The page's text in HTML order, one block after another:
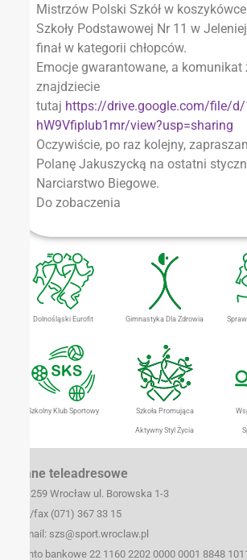
Mistrzów Polski Szkół w
Szkoły Podstawowej Nr 11 w
finał w kategorii chłopców.
Emocje gwarantowane, a komunikat
znajdziecie
tutaj https://drive.google.com/file/d/
hW9VfipIub1mr/view?usp=sharing
Oczywiście, po raz kolejny,
Polanę Jakuszycką na ostatni
Narciarstwo Biegowe.
Do zobaczenia
Dolnośląski Eurofit Gimnastyka Dla Zdrowia
Szkolny Klub Sportowy Szkoła Promująca
Aktywny Styl Życia
Dane teleadresowe
50-259 Wrocław ul. Borowska 1-3
tel./fax (071) 367 33 15
e-mail: szs@sport.wroclaw.pl
Konto bankowe 22 1160 2202 0000 0001 8848